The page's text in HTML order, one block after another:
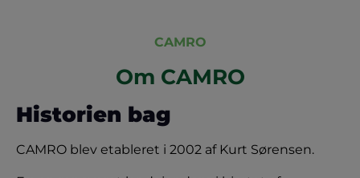
CAMRO
Om CAMRO
Historien bag
CAMRO blev etableret i 2002 af Kurt Sørensen.